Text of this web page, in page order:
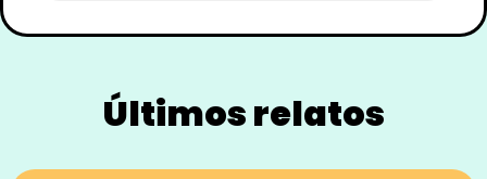
Últimos relatos